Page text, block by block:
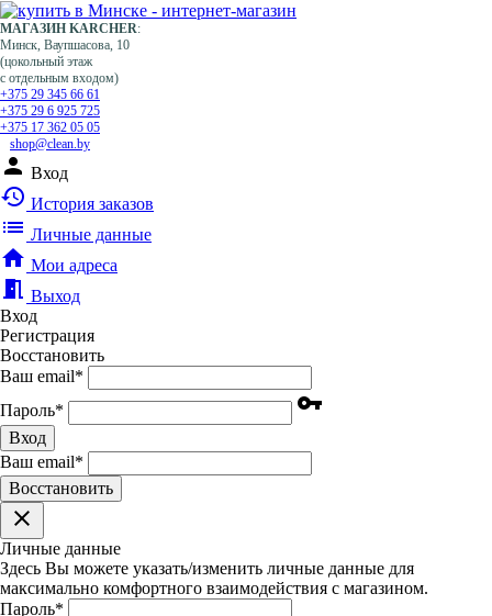
МАГАЗИН KARCHER:
Минск, Ваупшасова, 10
(цокольный этаж
с отдельным входом)
+375 29 345 66 61
+375 29 6 925 725
+375 17 362 05 05
shop@clean.by
person Вход
history История заказов
list Личные данные
home Мои адреса
meeting_room Выход
Вход
Регистрация
Восстановить
Ваш email*
Пароль* vpn_key
Вход
Ваш email*
Воcстановить
clear
Личные данные
Здесь Вы можете указать/изменить личные данные для
максимально комфортного взаимодействия с магазином.
Пароль*